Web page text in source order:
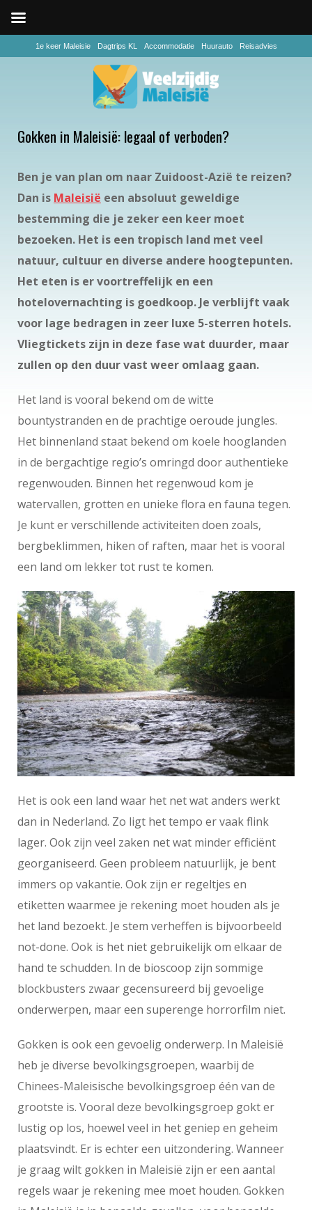
1e keer Maleisie Dagtrips KL Accommodatie Huurauto Reisadvies
Gokken in Maleisië: legaal of verboden?
Ben je van plan om naar Zuidoost-Azië te reizen?
Dan is Maleisië een absoluut geweldige
bestemming die je zeker een keer moet
bezoeken. Het is een tropisch land met veel
natuur, cultuur en diverse andere hoogtepunten.
Het eten is er voortreffelijk en een
hotelovernachting is goedkoop. Je verblijft vaak
voor lage bedragen in zeer luxe 5-sterren hotels.
Vliegtickets zijn in deze fase wat duurder, maar
zullen op den duur vast weer omlaag gaan.
Het land is vooral bekend om de witte
bountystranden en de prachtige oeroude jungles.
Het binnenland staat bekend om koele hooglanden
in de bergachtige regio’s omringd door authentieke
regenwouden. Binnen het regenwoud kom je
watervallen, grotten en unieke flora en fauna tegen.
Je kunt er verschillende activiteiten doen zoals,
bergbeklimmen, hiken of raften, maar het is vooral
een land om lekker tot rust te komen.
Het is ook een land waar het net wat anders werkt
dan in Nederland. Zo ligt het tempo er vaak flink
lager. Ook zijn veel zaken net wat minder efficiënt
georganiseerd. Geen probleem natuurlijk, je bent
immers op vakantie. Ook zijn er regeltjes en
etiketten waarmee je rekening moet houden als je
het land bezoekt. Je stem verheffen is bijvoorbeeld
not-done. Ook is het niet gebruikelijk om elkaar de
hand te schudden. In de bioscoop zijn sommige
blockbusters zwaar gecensureerd bij gevoelige
onderwerpen, maar een superenge horrorfilm niet.
Gokken is ook een gevoelig onderwerp. In Maleisië
heb je diverse bevolkingsgroepen, waarbij de
Chinees-Maleisische bevolkingsgroep één van de
grootste is. Vooral deze bevolkingsgroep gokt er
lustig op los, hoewel veel in het geniep en geheim
plaatsvindt. Er is echter een uitzondering. Wanneer
je graag wilt gokken in Maleisië zijn er een aantal
regels waar je rekening mee moet houden. Gokken